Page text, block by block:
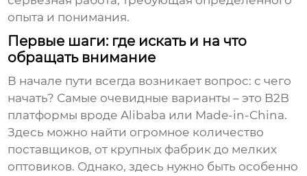
опыта и понимания.
Первые шаги: где искать и на что
обращать внимание
В начале пути всегда возникает вопрос: с чего
начать? Самые очевидные варианты – это B2B
платформы вроде Alibaba или Made-in-China.
Здесь можно найти огромное количество
поставщиков, от крупных фабрик до мелких
оптовиков. Однако, здесь нужно быть особенно